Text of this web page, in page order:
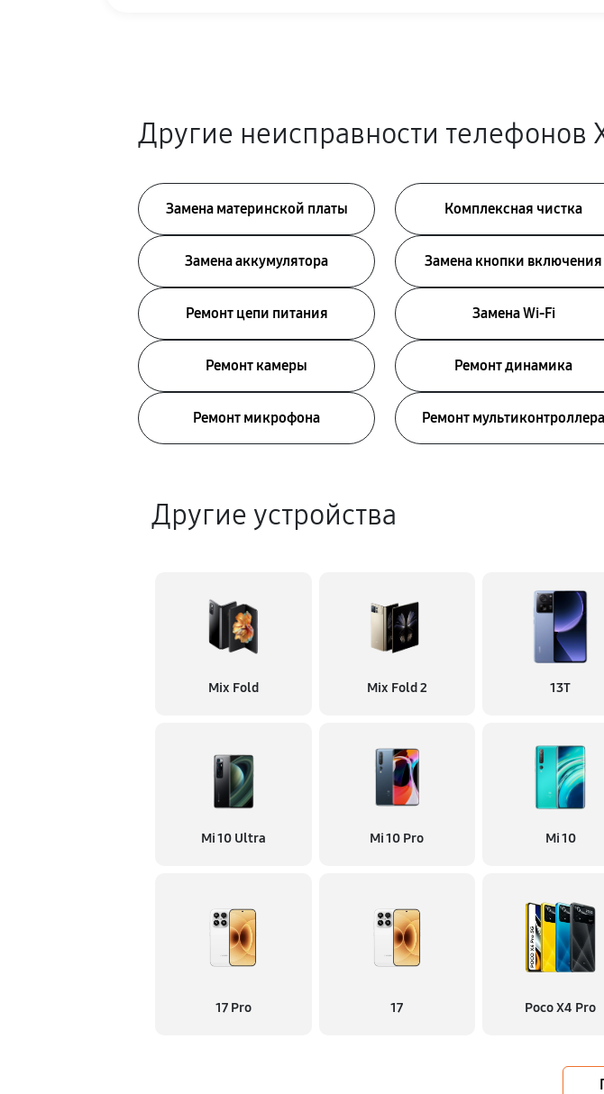
Другие неисправности телефонов
Замена материнской платы Комплексная чистка
Замена аккумулятора Замена кнопки включения
Ремонт цепи питания Замена Wi-Fi
Ремонт камеры Ремонт динамика
Ремонт микрофона Ремонт мультиконтроллера
Другие устройства
Mix Fold Mix Fold 2 13T
Mi 10 Ultra Mi 10 Pro Mi 10
17 Pro 17 Poco X4 Pro